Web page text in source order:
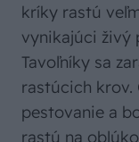
kríky rastú
vynikajúci živý
Tavoľníky sa
rastúcich krov.
pestovanie a
rastú na